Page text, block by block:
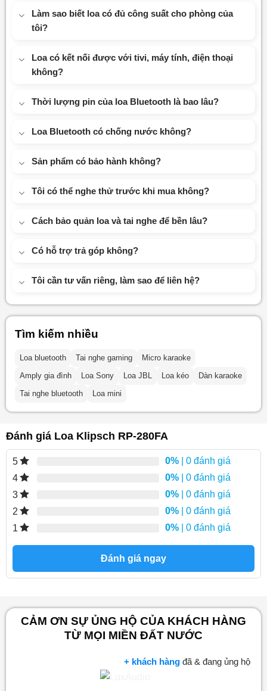
Làm sao biết loa có đủ công suất cho phòng của
tôi?
Loa có kết nối được với tivi, máy tính, điện thoại
không?
Thời lượng pin của loa Bluetooth là bao lâu?
Loa Bluetooth có chống nước không?
Sản phẩm có bảo hành không?
Tôi có thể nghe thử trước khi mua không?
Cách bảo quản loa và tai nghe để bền lâu?
Có hỗ trợ trả góp không?
Tôi cần tư vấn riêng, làm sao để liên hệ?
Tìm kiếm nhiều
Loa bluetooth Tai nghe gaming
Micro karaoke
Amply gia đình
Loa Sony Loa JBL Loa kéo
Dàn karaoke
Tai nghe bluetooth
Loa mini
Đánh giá Loa Klipsch RP-280FA
5 0% | 0 đánh giá
4
0% | 0 đánh giá
3
0% | 0 đánh giá
2
0% | 0 đánh giá
1
0% | 0 đánh giá
Đánh giá ngay
CẢM ƠN SỰ ỦNG HỘ CỦA KHÁCH HÀNG
TỪ MỌI MIỀN ĐẤT NƯỚC
+ khách hàng đã & đang ủng hộ